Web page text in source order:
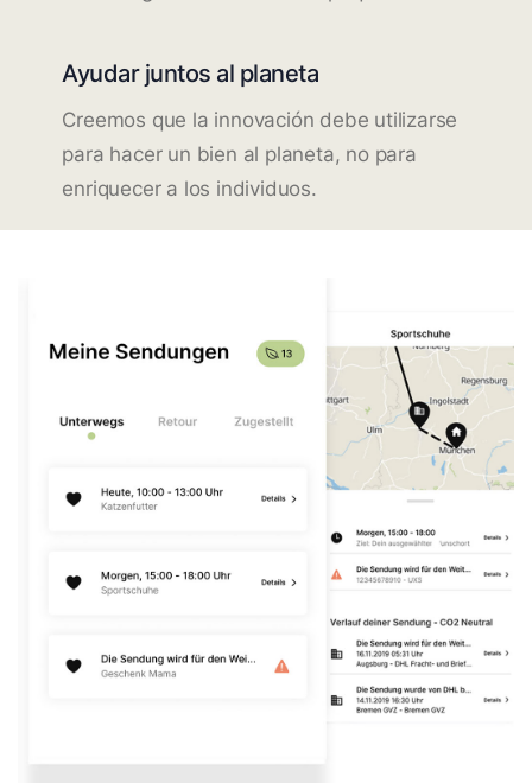
Ayudar juntos al planeta
Creemos que la innovación debe utilizarse
para hacer un bien al planeta, no para
enriquecer a los individuos.